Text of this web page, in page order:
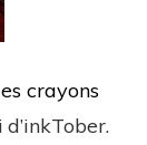
crayons